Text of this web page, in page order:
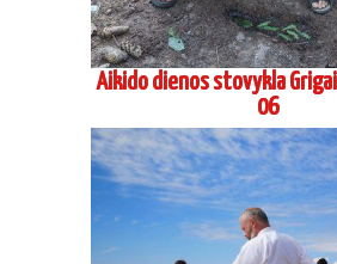
Aikido dienos stovykla
06